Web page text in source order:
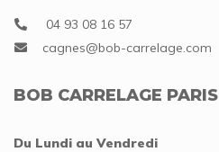
04 93 08 16 57
BOB CARRELAGE PARIS
Du Lundi au Vendredi